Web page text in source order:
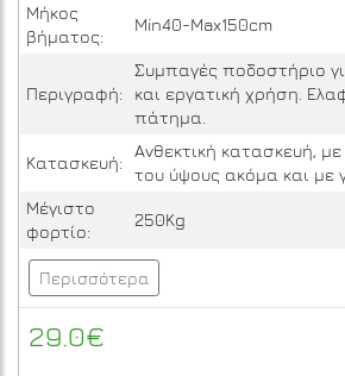
Μήκος
βήματος:
Min40-Max150cm
Περιγραφή:
Συμπαγές ποδοστήριο
και εργατική χρήση.
πάτημα.
Κατασκευή:
Ανθεκτική κατασκευή,
του ύψους ακόμα και με
Μέγιστο
φορτίο:
250Kg
Περισσότερα
29.0€